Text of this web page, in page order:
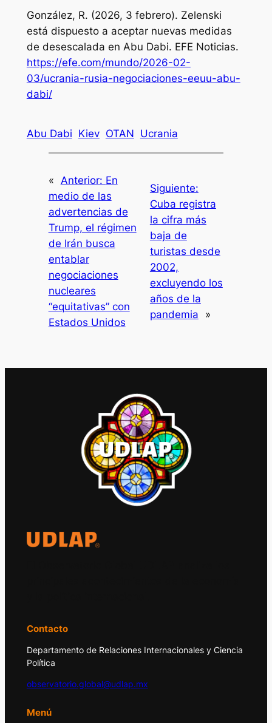
González, R. (2026, 3 febrero). Zelenski
está dispuesto a aceptar nuevas medidas
de desescalada en Abu Dabi. EFE Noticias.
https://efe.com/mundo/2026-02-
03/ucrania-rusia-negociaciones-eeuu-abu-
dabi/
Abu Dabi Kiev OTAN Ucrania
« Anterior: En
medio de las
advertencias de
Trump, el régimen
de Irán busca
entablar
negociaciones
nucleares
“equitativas” con
Estados Unidos
Siguiente:
Cuba registra
la cifra más
baja de
turistas desde
2002,
excluyendo los
años de la
pandemia
»
Contacto
Departamento de Relaciones Internacionales y Ciencia
Política
observatorio.global@udlap.mx
Menú